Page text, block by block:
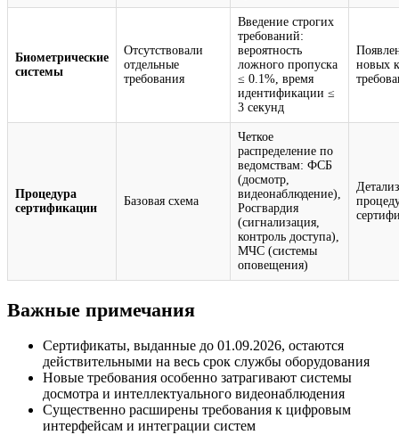
Биометрические
системы
Отсутствовали
отдельные
требования
Введение строгих
требований:
вероятность
ложного пропуска
≤ 0.1%, время
идентификации ≤
3 секунд
новых
Процедура
сертификации
Базовая схема
Четкое
распределение по
ведомствам: ФСБ
(досмотр,
видеонаблюдение),
Росгвардия
(сигнализация,
контроль доступа),
МЧС (системы
оповещения)
Важные примечания
Сертификаты, выданные до 01.09.2026, остаются
действительными на весь срок службы оборудования
Новые требования особенно затрагивают системы
досмотра и интеллектуального видеонаблюдения
Существенно расширены требования к цифровым
интерфейсам и интеграции систем